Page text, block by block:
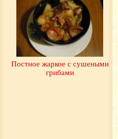
Постное жаркое с сушеными
грибами